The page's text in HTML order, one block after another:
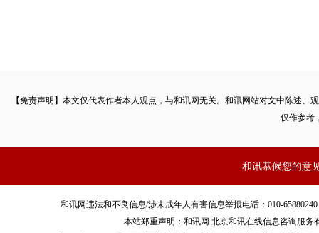
【免责声明】本文仅代表作者本人观点，与和讯网无关。和讯网站对文中陈述
仅作参考
和讯恭候您的意
和讯网违法和不良信息/涉未成年人有害信息举报电话：010-
本站郑重声明：和讯网 北京和讯在线信息咨询服